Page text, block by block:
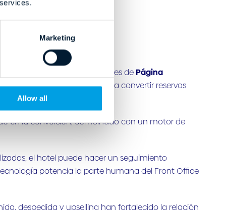
Marketing
Allow all
implementando las soluciones de Página
otra herramienta más para convertir reservas
en la conversión, combinado con un motor de
el hotel puede hacer un seguimiento
potencia la parte humana del Front Office
despedida y upselling han fortalecido la relación